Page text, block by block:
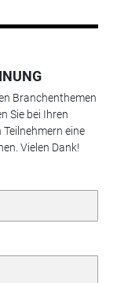
Branchenthemen
Sie bei Ihren
eine
Vielen Dank!